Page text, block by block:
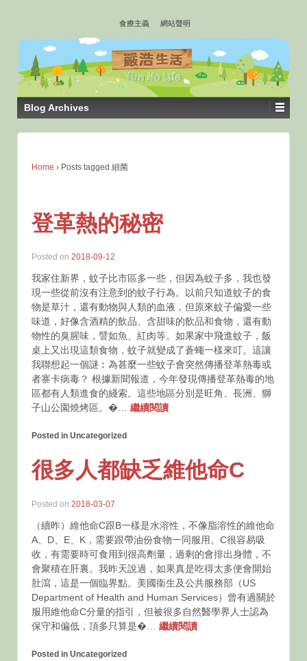
TO
MAIN
CONTENT
食療主義 網站聲明
Blog Archives
Home › Posts tagged 細菌
登革熱的秘密
Posted on 2018-09-12
我家住新界，蚊子比市區多一些，但因為蚊子多，我也發
現一些從前沒有注意到的蚊子行為。以前只知道蚊子的食
物是草汁，還有動物與人類的血液，但原來蚊子偏愛一些
味道，好像含酒精的飲品、含甜味的飲品和食物，還有動
物性的臭腥味，譬如魚、紅肉等。如果家中飛進蚊子，飯
桌上又出現這類食物，蚊子就變成了蒼蠅一樣來叮。這讓
我聯想起一個謎︰為甚麼一些蚊子會突然傳播登革熱毒或
者寨卡病毒？ 根據新聞報道，今年發現傳播登革熱毒的地
區都有人類進食的綫索。這些地區分別是旺角、長洲、獅
子山公園燒烤區。�… 繼續閱讀
Posted in Uncategorized
很多人都缺乏維他命C
Posted on 2018-03-07
（續昨）維他命C跟B一樣是水溶性，不像脂溶性的維他命
A、D、E、K，需要跟帶油份食物一同服用。C很容易吸
收，有需要時可食用到很高劑量，過剩的會排出身體，不
會聚積在肝裏。我昨天說過，如果真是吃得太多便會開始
肚瀉，這是一個臨界點。美國衞生及公共服務部（US
Department of Health and Human Services）曾有過關於
服用維他命C分量的指引，但被很多自然醫學界人士認為
保守和偏低，頂多只算是�… 繼續閱讀
Posted in Uncategorized